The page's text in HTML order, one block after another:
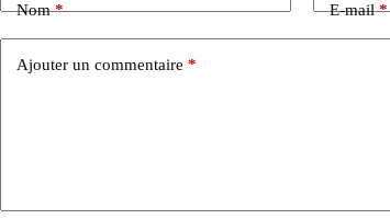
Nom* E-mail*
Ajouter un commentaire *